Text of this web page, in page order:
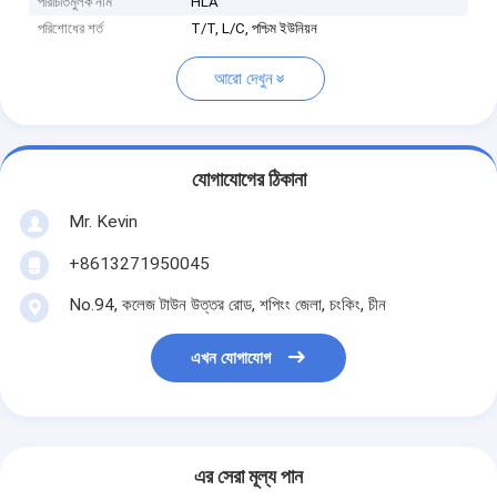
পরিশোধের শর্ত
T/T, L/C, পশ্চিম ইউনিয়ন
আরো দেখুন
যোগাযোগের ঠিকানা
Mr. Kevin
+8613271950045
No.94, কলেজ টাউন উত্তর রোড, শপিংং জেলা, চংকিং, চীন
এখন যোগাযোগ
এর সেরা মূল্য পান